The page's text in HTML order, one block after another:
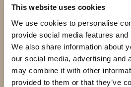
This website uses cookies
We use cookies to personalise
provide social media features
We also share information about
our social media, advertising and
may combine it with other
provided to them or that they’ve
Högerklicka och kopiera adressen
Andra har även köpt